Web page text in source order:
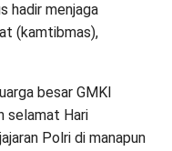
hadir menjaga
(kamtibmas),
besar GMKI
selamat Hari
Polri di manapun